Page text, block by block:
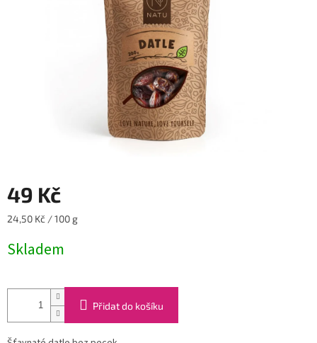
49 Kč
Měrná
24,50 Kč / 100 g
Skladem
Přidat do košíku